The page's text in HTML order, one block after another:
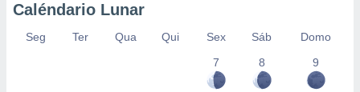
Caléndario Lunar
Seg Ter Qua Qui Sex Sáb
Domo
7
8 9